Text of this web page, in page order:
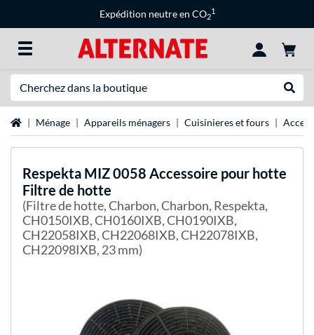
Expédition neutre en CO2
1
Page d'accueil
Ménage Appareils ménagers Cuisinieres et fours
Respekta MIZ 0058 Accessoire pour hotte
Filtre de hotte
(Filtre de hotte, Charbon, Charbon, Respekta,
CH0150IXB, CH0160IXB, CH0190IXB,
CH22058IXB, CH22068IXB, CH22078IXB,
CH22098IXB, 23 mm)